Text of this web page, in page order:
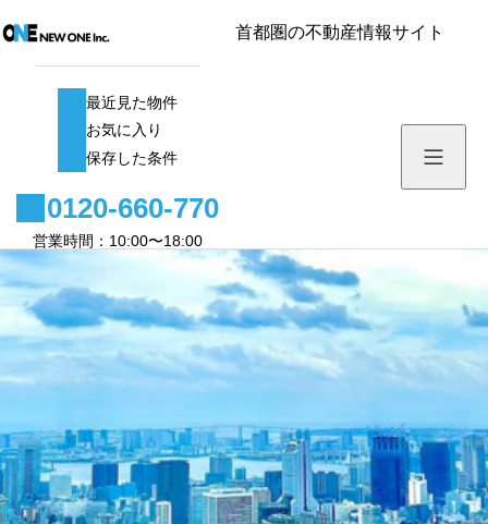
一歩先の価値を築き、唯一の未来を創る。
Building the next value, creating the one
future.
保存した条件
サブメニュー2
サブメニュー3
メニュー3
0120-
営業時間：
首都圏の不動産情報サイト
最近見た物件
お気に入り
保存した条件
0120-660-770
営業時間：10:00〜18:00